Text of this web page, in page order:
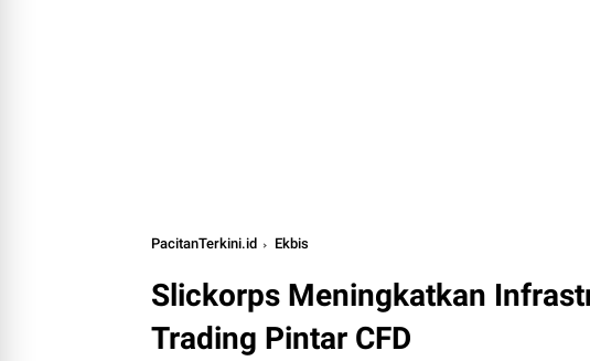
PacitanTerkini.id Ekbis
Slickorps Meningkatkan
Trading Pintar CFD